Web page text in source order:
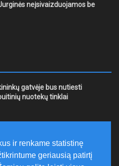
neįsivaizduojamos be
gatvėje bus nutiesti
nuotekų tinklai
pratybas
ir renkame statistinę
geriausią patirtį